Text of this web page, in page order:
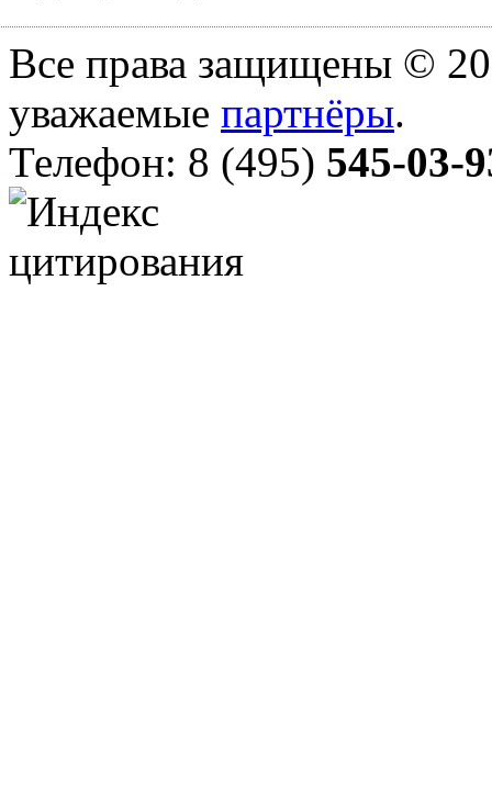
Все права защищены ©
уважаемые партнёры.
Телефон: 8 (495) 545-03-